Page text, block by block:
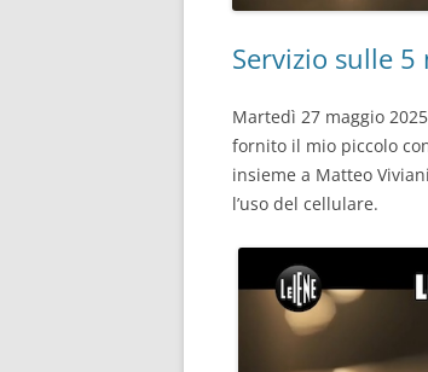
Servizio sulle
Martedì 27 maggio
fornito il mio piccolo
insieme a Matteo
l’uso del cellulare.